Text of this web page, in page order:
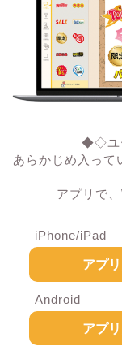
◆◇ユ
あらかじめ入って
アプリで
iPhone/iPad
アプ
Android
アプ